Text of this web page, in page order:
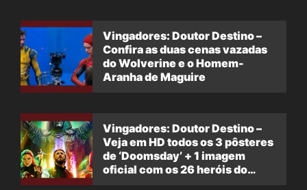
Vingadores: Doutor Destino –
Confira as duas cenas vazadas
do Wolverine e o Homem-
Aranha de Maguire
Vingadores: Doutor Destino –
Veja em HD todos os 3 pôsteres
de ‘Doomsday’ + 1 imagem
oficial com os 26 heróis do